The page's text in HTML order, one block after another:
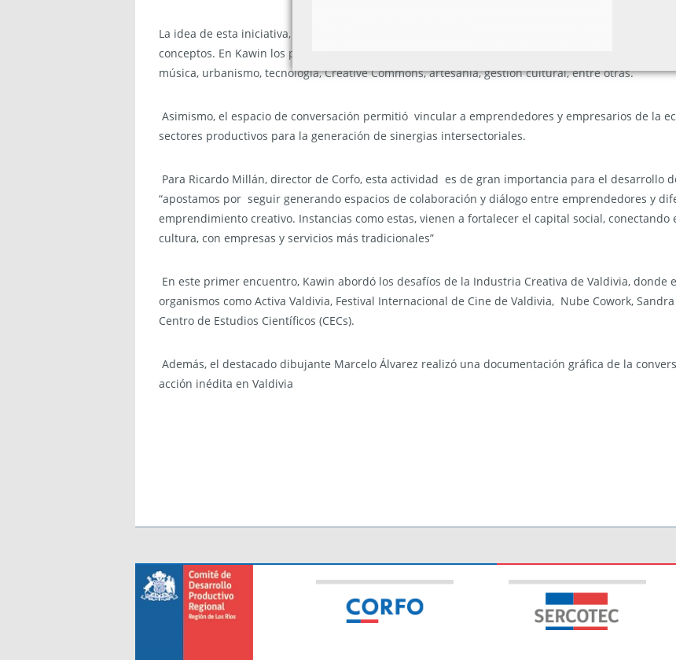
La idea de esta iniciativa, fue despertar la curiosidad de los asistentes con nuevos contenidos y
conceptos. En Kawin los participantes escucharon proyectos encontrar relacionados al ámbito
música, urbanismo, tecnología, Creative Commons, artesanía, gestión cultural, entre otras.
Asimismo, el espacio de conversación permitió vincular a emprendedores y empresarios de la
sectores productivos para la generación de sinergias intersectoriales.
Para Ricardo Millán, director de Corfo, esta actividad es de gran importancia para el desarrollo
“apostamos por seguir generando espacios de colaboración y diálogo entre emprendedores y
emprendimiento creativo. Instancias como estas, vienen a fortalecer el capital social,
cultura, con empresas y servicios más tradicionales”
En este primer encuentro, Kawin abordó los desafíos de la Industria Creativa de Valdivia, donde
organismos como Activa Valdivia, Festival Internacional de Cine de Valdivia, Nube Cowork,
Centro de Estudios Científicos (CECs).
Además, el destacado dibujante Marcelo Álvarez realizó una documentación gráfica de la
acción inédita en Valdivia